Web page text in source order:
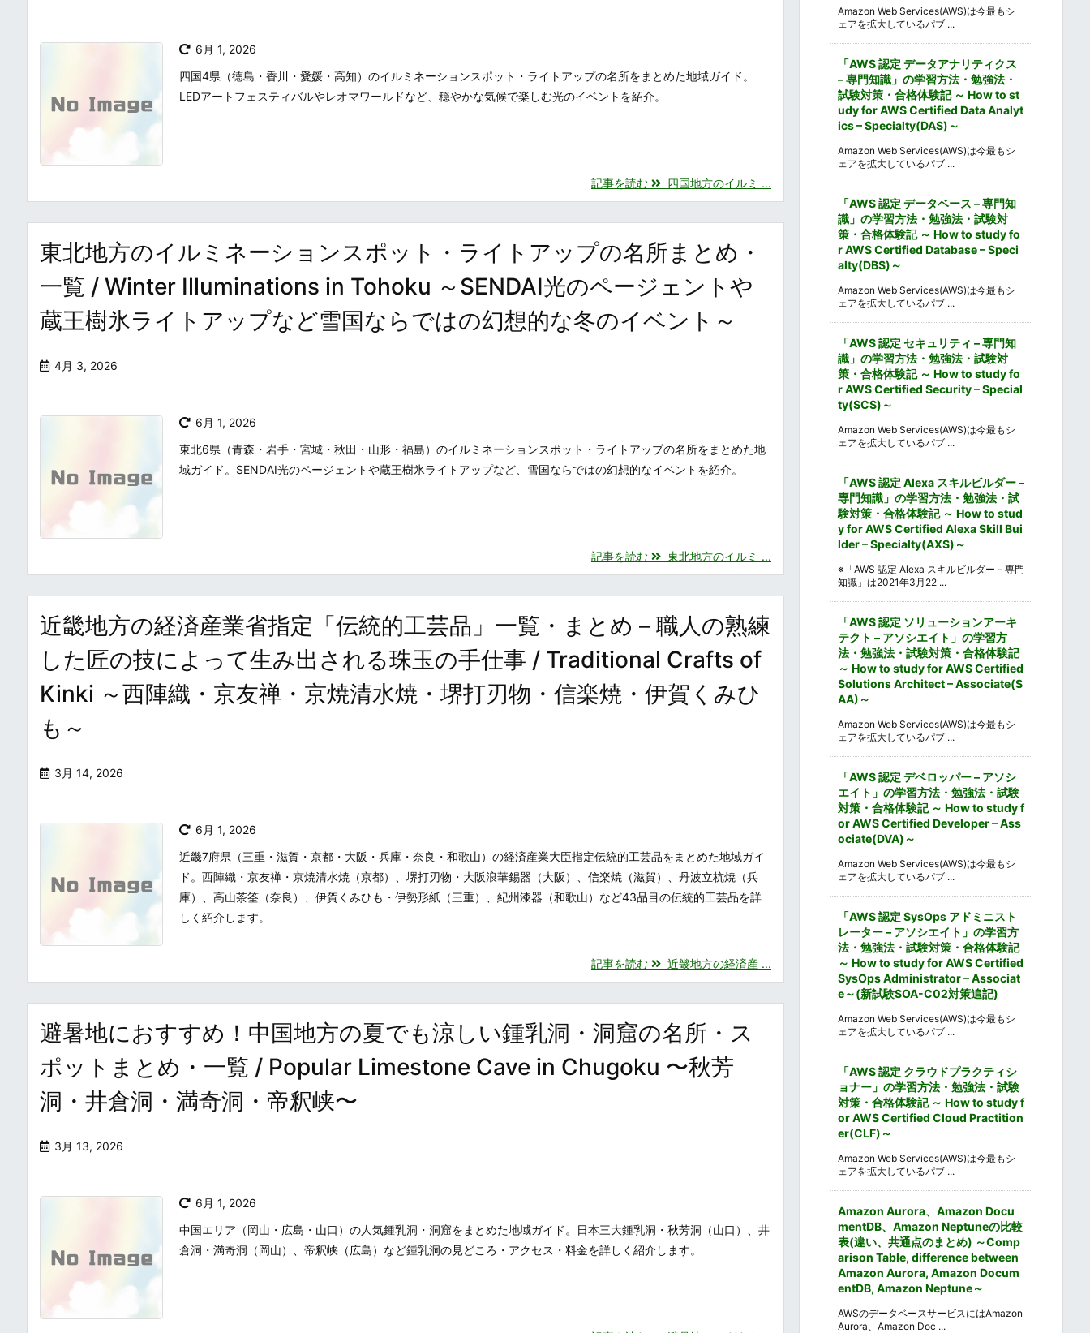
6月 1, 2026
四国4県（徳島・香川・愛媛・高知）のイルミネーションスポット・ライトアップの名所をまとめた地域ガイド。
LEDアートフェスティバルやレオマワールドなど、穏やかな気候で楽しむ光のイベントを紹介。
記事を読む 四国地方のイルミ ...
東北地方のイルミネーションスポット・ライトアップの名所まとめ・
一覧 / Winter Illuminations in Tohoku ～SENDAI光のページェントや
蔵王樹氷ライトアップなど雪国ならではの幻想的な冬のイベント～
4月 3, 2026
6月 1, 2026
東北6県（青森・岩手・宮城・秋田・山形・福島）のイルミネーションスポット・ライトアップの名所をまとめた地
域ガイド。SENDAI光のページェントや蔵王樹氷ライトアップなど、雪国ならではの幻想的なイベントを紹介。
記事を読む 東北地方のイルミ ...
近畿地方の経済産業省指定「伝統的工芸品」一覧・まとめ – 職人の熟練
した匠の技によって生み出される珠玉の手仕事 / Traditional Crafts of
Kinki ～西陣織・京友禅・京焼清水焼・堺打刃物・信楽焼・伊賀くみひ
も～
3月 14, 2026
6月 1, 2026
近畿7府県（三重・滋賀・京都・大阪・兵庫・奈良・和歌山）の経済産業大臣指定伝統的工芸品をまとめた地域ガイ
ド。西陣織・京友禅・京焼清水焼（京都）、堺打刃物・大阪浪華錫器（大阪）、信楽焼（滋賀）、丹波立杭焼（兵
庫）、高山茶筌（奈良）、伊賀くみひも・伊勢形紙（三重）、紀州漆器（和歌山）など43品目の伝統的工芸品を詳
しく紹介します。
記事を読む 近畿地方の経済産 ...
避暑地におすすめ！中国地方の夏でも涼しい鍾乳洞・洞窟の名所・ス
ポットまとめ・一覧 / Popular Limestone Cave in Chugoku 〜秋芳
洞・井倉洞・満奇洞・帝釈峡〜
3月 13, 2026
6月 1, 2026
中国エリア（岡山・広島・山口）の人気鍾乳洞・洞窟をまとめた地域ガイド。日本三大鍾乳洞・秋芳洞（山口）、井
倉洞・満奇洞（岡山）、帝釈峡（広島）など鍾乳洞の見どころ・アクセス・料金を詳しく紹介します。
Amazon Web Services(AWS)は今最もシ
ェアを拡大しているパブ ...
「AWS 認定 データアナリティクス
– 専門知識」の学習方法・勉強法・
試験対策・合格体験記 ～ How to st
udy for AWS Certified Data Analyt
ics – Specialty(DAS)～
Amazon Web Services(AWS)は今最もシ
ェアを拡大しているパブ ...
「AWS 認定 データベース – 専門知
識」の学習方法・勉強法・試験対
策・合格体験記 ～ How to study fo
r AWS Certified Database – Speci
alty(DBS)～
Amazon Web Services(AWS)は今最もシ
ェアを拡大しているパブ ...
「AWS 認定 セキュリティ – 専門知
識」の学習方法・勉強法・試験対
策・合格体験記 ～ How to study fo
r AWS Certified Security – Special
ty(SCS)～
Amazon Web Services(AWS)は今最もシ
ェアを拡大しているパブ ...
「AWS 認定 Alexa スキルビルダー –
専門知識」の学習方法・勉強法・試
験対策・合格体験記 ～ How to stud
y for AWS Certified Alexa Skill Bui
lder – Specialty(AXS)～
※「AWS 認定 Alexa スキルビルダー – 専門
知識」は2021年3月22 ...
「AWS 認定 ソリューションアーキ
テクト – アソシエイト」の学習方
法・勉強法・試験対策・合格体験記
～ How to study for AWS Certified
Solutions Architect – Associate(S
AA)～
Amazon Web Services(AWS)は今最もシ
ェアを拡大しているパブ ...
「AWS 認定 デベロッパー – アソシ
エイト」の学習方法・勉強法・試験
対策・合格体験記 ～ How to study f
or AWS Certified Developer – Ass
ociate(DVA)～
Amazon Web Services(AWS)は今最もシ
ェアを拡大しているパブ ...
「AWS 認定 SysOps アドミニスト
レーター – アソシエイト」の学習方
法・勉強法・試験対策・合格体験記
～ How to study for AWS Certified
SysOps Administrator – Associat
e～(新試験SOA-C02対策追記)
Amazon Web Services(AWS)は今最もシ
ェアを拡大しているパブ ...
「AWS 認定 クラウドプラクティシ
ョナー」の学習方法・勉強法・試験
対策・合格体験記 ～ How to study f
or AWS Certified Cloud Practition
er(CLF)～
Amazon Web Services(AWS)は今最もシ
ェアを拡大しているパブ ...
Amazon Aurora、Amazon Docu
mentDB、Amazon Neptuneの比較
表(違い、共通点のまとめ) ～Comp
arison Table, difference between
Amazon Aurora, Amazon Docum
entDB, Amazon Neptune～
AWSのデータベースサービスにはAmazon
Aurora、Amazon Doc ...